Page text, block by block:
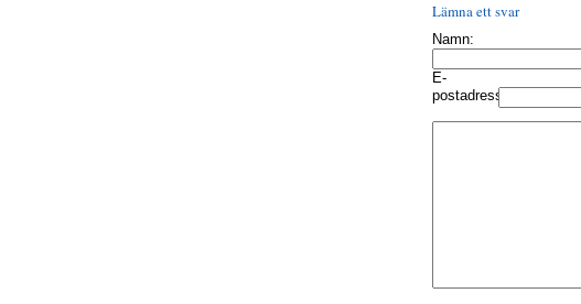
Lämna ett svar
Namn:
E-
postadress: